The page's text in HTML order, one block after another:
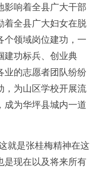
影响着全县广大干部
着全县广大妇女在脱
个领域岗位建功，一
建功标兵、创业典
业的志愿者团队纷纷
，为山区学校开展流
成为华坪县城内一道
就是张桂梅精神在这
是现在以及将来所有